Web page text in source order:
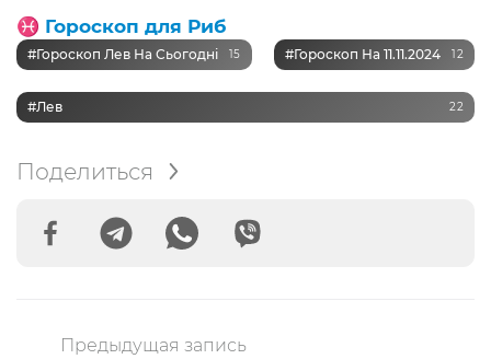
♓️ Гороскоп для Риб
#Гороскоп Лев На Сьогодні 15 #Гороскоп На 11.11.2024 12
#Лев 22
Поделиться
Предыдущая запись